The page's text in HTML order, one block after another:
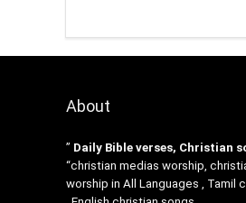
About
” Daily Bible verses, Christian
“christian medias worship,
worship in All Languages , Tamil